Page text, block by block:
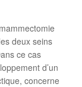
deux seins
ce cas
d’un
concerne